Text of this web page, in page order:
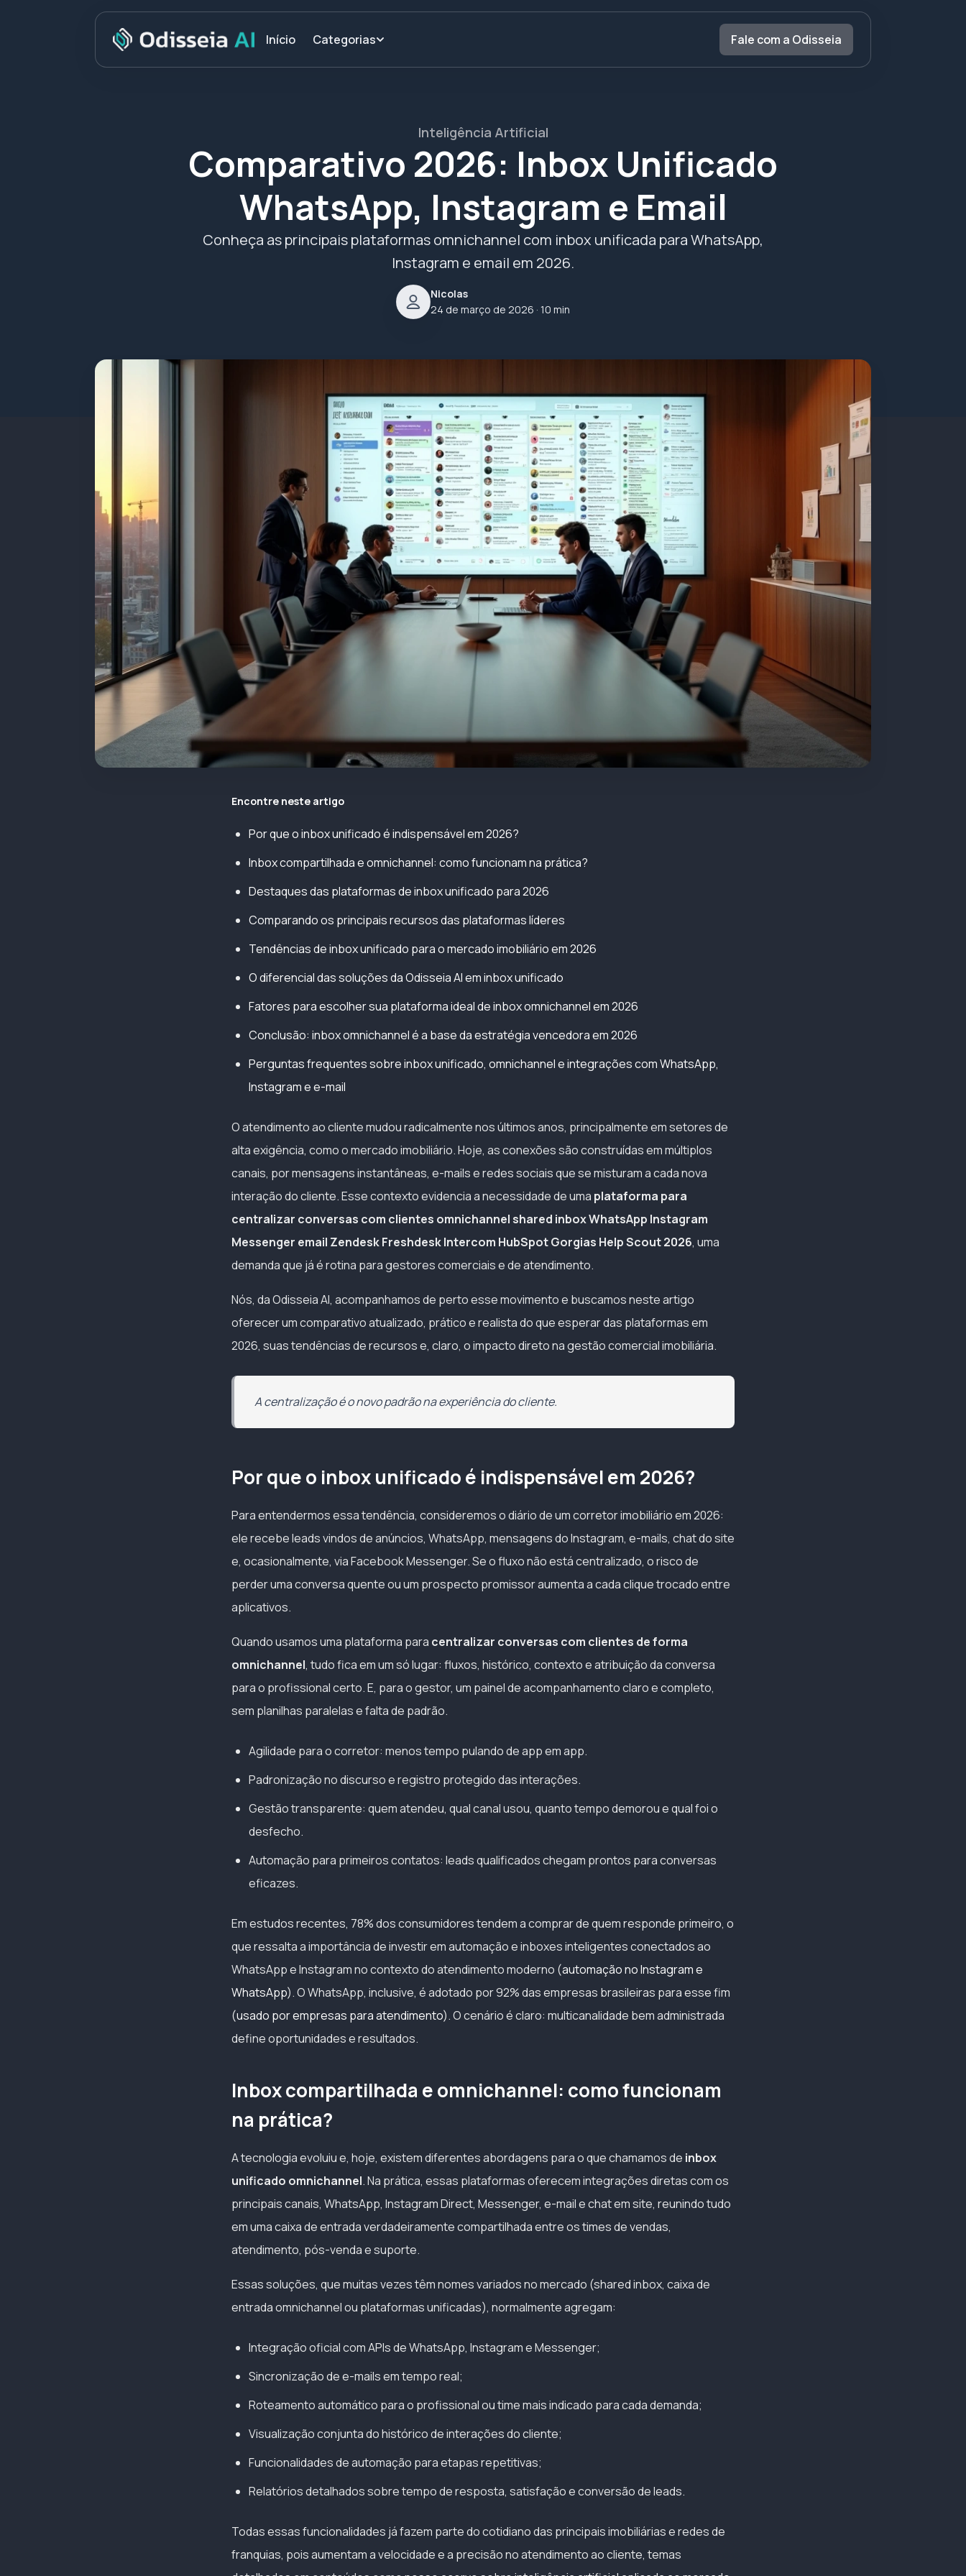
Início Categorias Fale com a Odisseia
Inteligência Artificial
Comparativo 2026: Inbox Unificado
WhatsApp, Instagram e Email
Conheça as principais plataformas omnichannel com inbox unificada para WhatsApp,
Instagram e email em 2026.
Nicolas
24 de março de 2026 · 10 min
Encontre neste artigo
Por que o inbox unificado é indispensável em 2026?
Inbox compartilhada e omnichannel: como funcionam na prática?
Destaques das plataformas de inbox unificado para 2026
Comparando os principais recursos das plataformas líderes
Tendências de inbox unificado para o mercado imobiliário em 2026
O diferencial das soluções da Odisseia AI em inbox unificado
Fatores para escolher sua plataforma ideal de inbox omnichannel em 2026
Conclusão: inbox omnichannel é a base da estratégia vencedora em 2026
Perguntas frequentes sobre inbox unificado, omnichannel e integrações com WhatsApp,
Instagram e e-mail
O atendimento ao cliente mudou radicalmente nos últimos anos, principalmente em setores de
alta exigência, como o mercado imobiliário. Hoje, as conexões são construídas em múltiplos
canais, por mensagens instantâneas, e-mails e redes sociais que se misturam a cada nova
interação do cliente. Esse contexto evidencia a necessidade de uma plataforma para
centralizar conversas com clientes omnichannel shared inbox WhatsApp Instagram
Messenger email Zendesk Freshdesk Intercom HubSpot Gorgias Help Scout 2026, uma
demanda que já é rotina para gestores comerciais e de atendimento.
Nós, da Odisseia AI, acompanhamos de perto esse movimento e buscamos neste artigo
oferecer um comparativo atualizado, prático e realista do que esperar das plataformas em
2026, suas tendências de recursos e, claro, o impacto direto na gestão comercial imobiliária.
A centralização é o novo padrão na experiência do cliente.
Por que o inbox unificado é indispensável em 2026?
Para entendermos essa tendência, consideremos o diário de um corretor imobiliário em 2026:
ele recebe leads vindos de anúncios, WhatsApp, mensagens do Instagram, e-mails, chat do site
e, ocasionalmente, via Facebook Messenger. Se o fluxo não está centralizado, o risco de
perder uma conversa quente ou um prospecto promissor aumenta a cada clique trocado entre
aplicativos.
Quando usamos uma plataforma para centralizar conversas com clientes de forma
omnichannel, tudo fica em um só lugar: fluxos, histórico, contexto e atribuição da conversa
para o profissional certo. E, para o gestor, um painel de acompanhamento claro e completo,
sem planilhas paralelas e falta de padrão.
Agilidade para o corretor: menos tempo pulando de app em app.
Padronização no discurso e registro protegido das interações.
Gestão transparente: quem atendeu, qual canal usou, quanto tempo demorou e qual foi o
desfecho.
Automação para primeiros contatos: leads qualificados chegam prontos para conversas
eficazes.
Em estudos recentes, 78% dos consumidores tendem a comprar de quem responde primeiro, o
que ressalta a importância de investir em automação e inboxes inteligentes conectados ao
WhatsApp e Instagram no contexto do atendimento moderno (automação no Instagram e
WhatsApp). O WhatsApp, inclusive, é adotado por 92% das empresas brasileiras para esse fim
(usado por empresas para atendimento). O cenário é claro: multicanalidade bem administrada
define oportunidades e resultados.
Inbox compartilhada e omnichannel: como funcionam
na prática?
A tecnologia evoluiu e, hoje, existem diferentes abordagens para o que chamamos de inbox
unificado omnichannel. Na prática, essas plataformas oferecem integrações diretas com os
principais canais, WhatsApp, Instagram Direct, Messenger, e-mail e chat em site, reunindo tudo
em uma caixa de entrada verdadeiramente compartilhada entre os times de vendas,
atendimento, pós-venda e suporte.
Essas soluções, que muitas vezes têm nomes variados no mercado (shared inbox, caixa de
entrada omnichannel ou plataformas unificadas), normalmente agregam:
Integração oficial com APIs de WhatsApp, Instagram e Messenger;
Sincronização de e-mails em tempo real;
Roteamento automático para o profissional ou time mais indicado para cada demanda;
Visualização conjunta do histórico de interações do cliente;
Funcionalidades de automação para etapas repetitivas;
Relatórios detalhados sobre tempo de resposta, satisfação e conversão de leads.
Todas essas funcionalidades já fazem parte do cotidiano das principais imobiliárias e redes de
franquias, pois aumentam a velocidade e a precisão no atendimento ao cliente, temas